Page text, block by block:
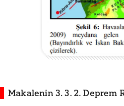
Makalenin 3. 3. 2. Deprem